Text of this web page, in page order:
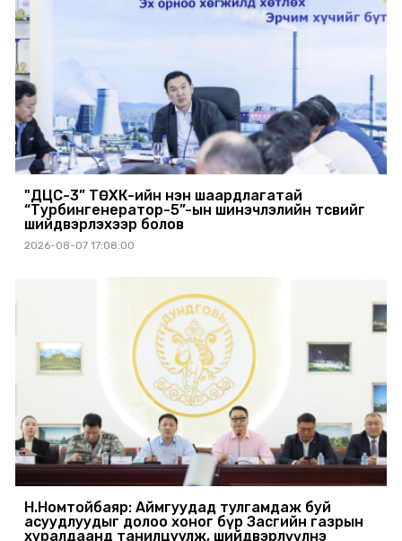
"ДЦС-3” ТӨХК-ийн нэн шаардлагатай
“Турбингенератор-5”-ын шинэчлэлийн төсвийг
шийдвэрлэхээр болов
2026-08-07 17:08:00
Н.Номтойбаяр: Аймгуудад тулгамдаж буй
асуудлуудыг долоо хоног бүр Засгийн газрын
хуралдаанд танилцуулж, шийдвэрлүүлнэ